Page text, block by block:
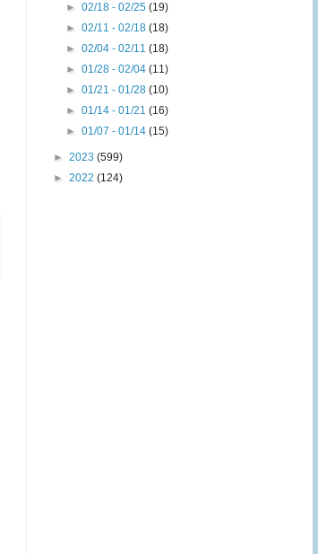
►02/18 - 02/25(19)
►02/11 - 02/18(18)
►02/04 - 02/11(18)
►01/28 - 02/04(11)
►01/21 - 01/28(10)
►01/14 - 01/21(16)
►01/07 - 01/14(15)
► 2023 (599)
► 2022 (124)